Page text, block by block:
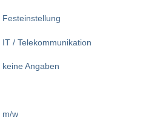
Festeinstellung
IT / Telekommunikation
keine Angaben
m/w